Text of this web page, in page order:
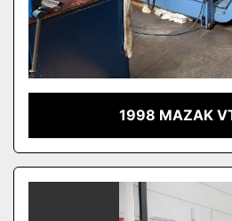
1998 MAZAK